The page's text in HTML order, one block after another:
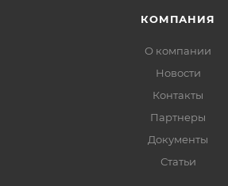
КОМПАНИЯ
О компании
Новости
Контакты
Партнеры
Документы
Статьи